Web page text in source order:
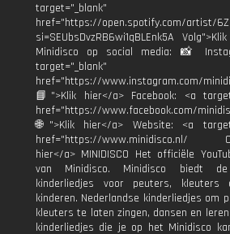
target="_blank"
href="https://open.spotify.com/artist/
si=SEUbsDvzRB6wi1qBLEnk5A
Minidisco op social media: 📸
target="_blank"
href="https://www.instagram.com/
📘">Klik hier</a> Facebook: <a
href="https://www.facebook.com/
🌐">Klik hier</a> Website: <a
href="https://www.minidisco.nl/
hier</a> MINIDISCO Het officiële
van Minidisco. Minidisco biedt
kinderliedjes voor peuters, kleuters
kinderen. Nederlandse kinderliedjes om
kleuters te laten zingen, dansen en
kinderliedjes die je op het Minidisco